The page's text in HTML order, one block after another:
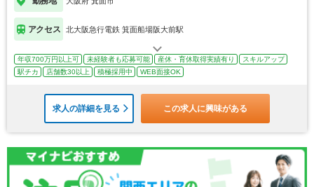
アクセス 北大阪急行電鉄 箕面船場阪大前駅
年収700万円以上可 未経験者も応募可能 産休・育休取得実績有り
スキルアップ
駅チカ
店舗数30以上 積極採用中 WEB面接OK
求人の詳細を見る この求人に興味がある